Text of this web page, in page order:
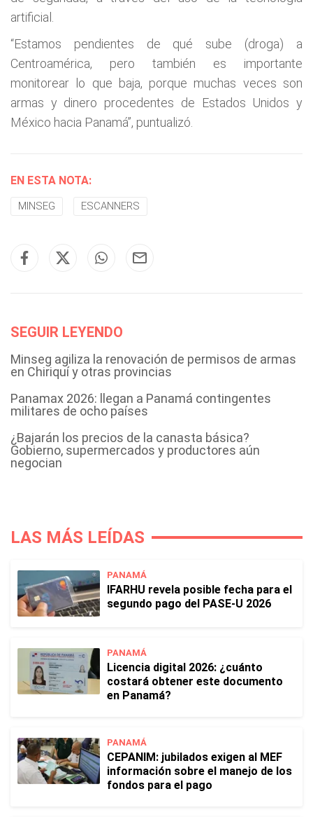
artificial.
“Estamos pendientes de qué sube (droga) a
Centroamérica, pero también es importante
monitorear lo que baja, porque muchas veces son
armas y dinero procedentes de Estados Unidos y
México hacia Panamá”, puntualizó.
EN ESTA NOTA:
MINSEG ESCANNERS
SEGUIR LEYENDO
Minseg agiliza la renovación de permisos de armas
en Chiriquí y otras provincias
Panamax 2026: llegan a Panamá contingentes
militares de ocho países
¿Bajarán los precios de la canasta básica?
Gobierno, supermercados y productores aún
negocian
LAS MÁS LEÍDAS
PANAMÁ
IFARHU revela posible fecha para el
segundo pago del PASE-U 2026
PANAMÁ
Licencia digital 2026: ¿cuánto
costará obtener este documento
en Panamá?
PANAMÁ
CEPANIM: jubilados exigen al MEF
información sobre el manejo de los
fondos para el pago